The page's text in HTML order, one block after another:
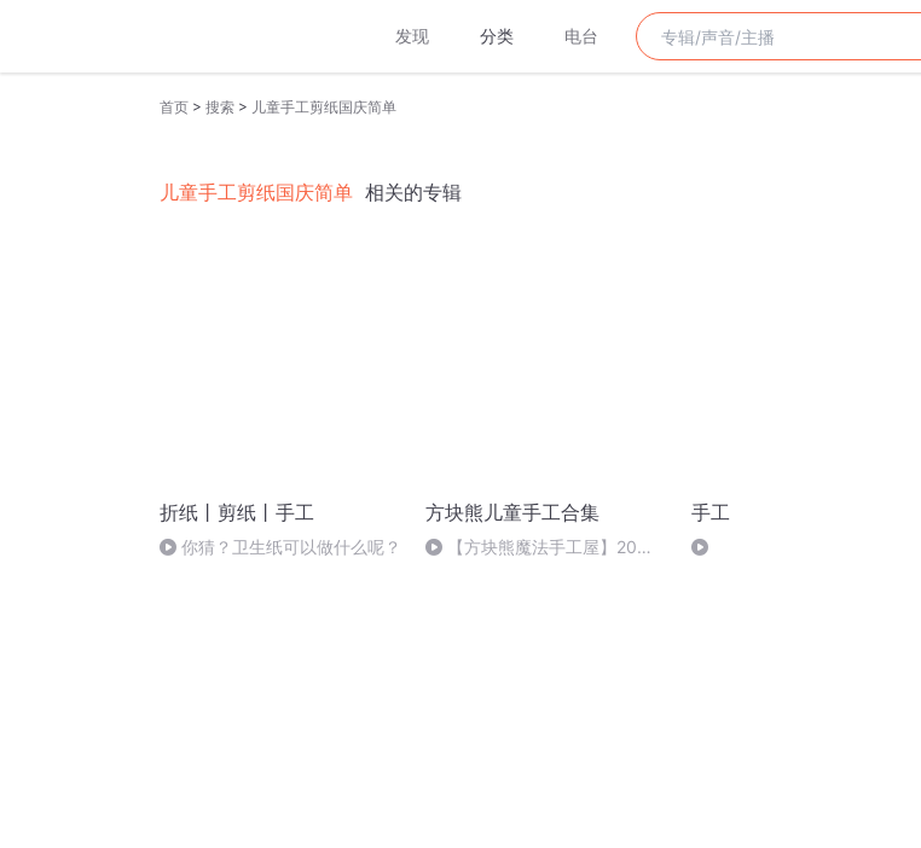
发现 分类 电台
首页 > 搜索 > 儿童手工剪纸国庆简单
儿童手工剪纸国庆简单 相关的专辑
折纸丨剪纸丨手工
你猜？卫生纸可以做什么呢？
方块熊儿童手工合集
【方块熊魔法手工屋】20简
手工